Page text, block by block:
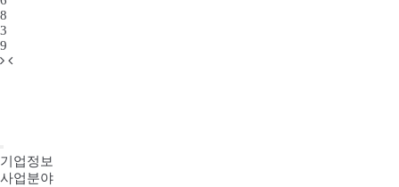
8
3
9
기업정보
사업분야